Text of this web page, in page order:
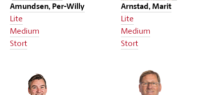
Amundsen, Per-Willy
Lite
Medium
Stort
Arnstad, Marit
Lite
Medium
Stort